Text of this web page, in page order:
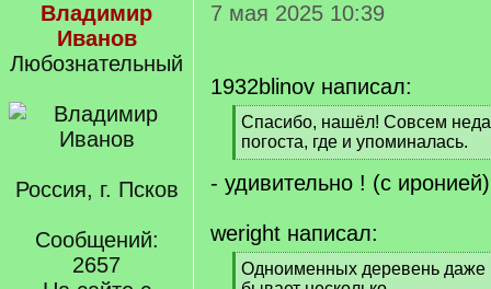
Владимир
Иванов
Любознательный
Россия, г. Псков
Сообщений:
2657
7 мая 2025 10:39
1932blinov написал:
[
q
]
Спасибо, нашёл! Совсем
погоста, где и упоминалась.
[
/
q
- удивительно ! (с иронией)
weright написал:
[Одноименных деревень даже